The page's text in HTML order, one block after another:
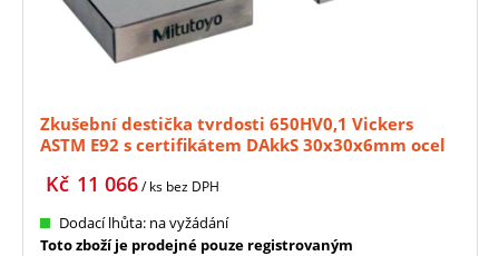
Zkušební destička tvrdosti 650HV0,1 Vickers
ASTM E92 s certifikátem DAkkS 30x30x6mm ocel
11 066
Kč / ks bez DPH
Dodací lhůta: na vyžádání
Toto zboží je prodejné pouze registrovaným